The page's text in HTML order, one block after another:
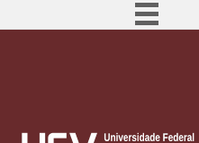
Acesso à informação